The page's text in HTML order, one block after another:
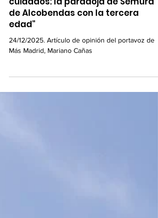
"Más ambulancias, menos
cuidados: la paradoja de Semura
de Alcobendas con la tercera
edad"